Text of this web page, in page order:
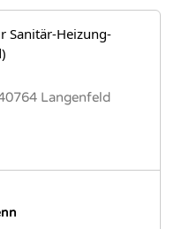
Sanitär-Heizung-
Langenfeld